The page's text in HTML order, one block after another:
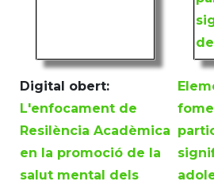
Digital obert:
L'enfocament de
Resilència Acadèmica
en la promoció de la
salut mental dels